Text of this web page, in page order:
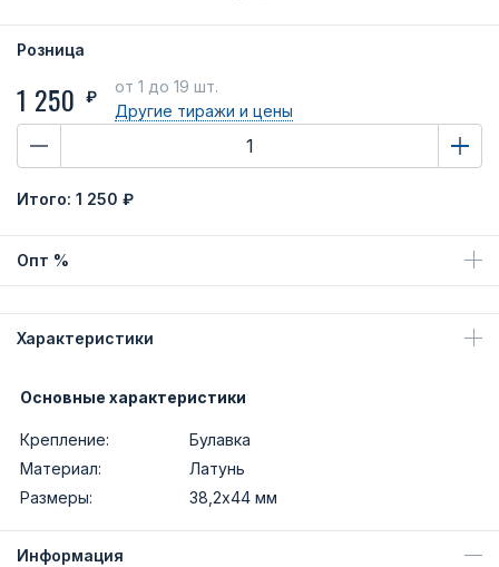
Розница
1 250 ₽
от 1 до 19 шт.
Другие тиражи и цены
Итого: 1 250 ₽
Опт %
Характеристики
Основные характеристики
Крепление:
Булавка
Материал:
Латунь
Размеры:
38,2х44 мм
Информация